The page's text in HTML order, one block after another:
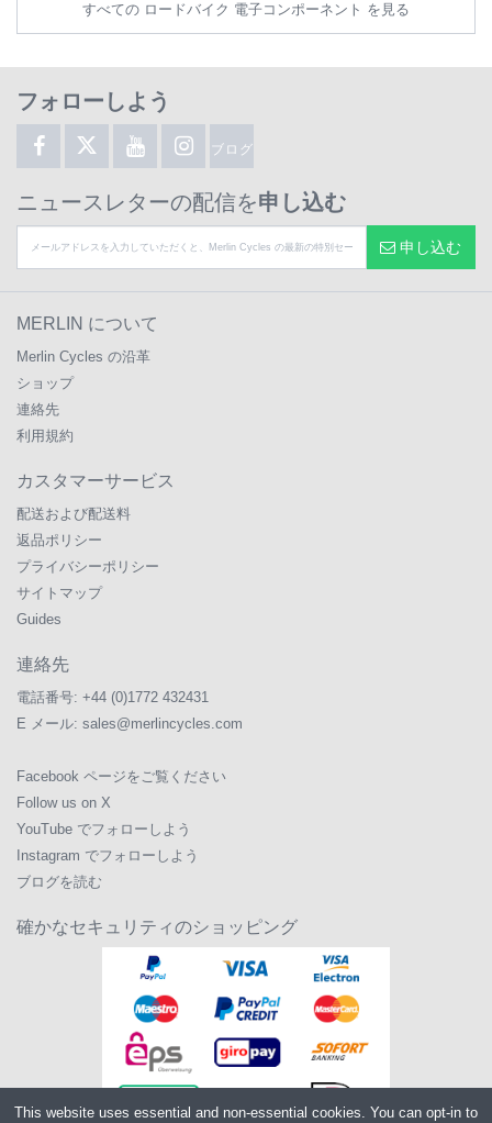
すべての ロードバイク 電子コンポーネント を見る
フォローしよう
ブログ
ニュースレターの配信を申し込む
申し込む
MERLIN について
Merlin Cycles の沿革
ショップ
連絡先
利用規約
カスタマーサービス
配送および配送料
返品ポリシー
プライバシーポリシー
サイトマップ
Guides
連絡先
電話番号: +44 (0)1772 432431
E メール: sales@merlincycles.com
Facebook ページをご覧ください
Follow us on X
YouTube でフォローしよう
Instagram でフォローしよう
ブログを読む
確かなセキュリティのショッピング
This website uses essential and non-essential cookies. You can opt-in to